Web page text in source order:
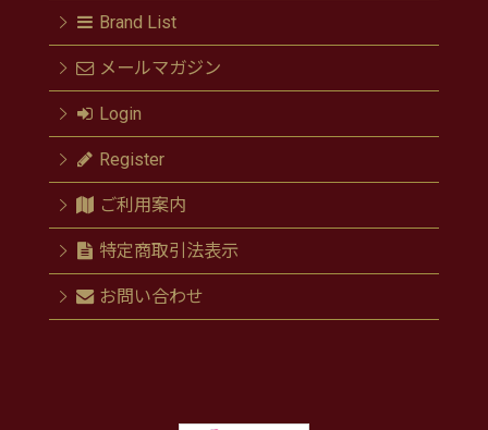
Brand List
メールマガジン
Login
Register
ご利用案内
特定商取引法表示
お問い合わせ